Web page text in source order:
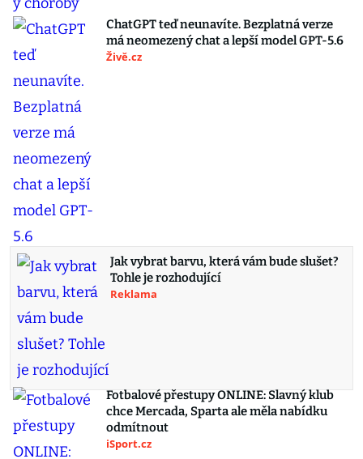
ChatGPT teď neunavíte. Bezplatná verze
má neomezený chat a lepší model GPT-5.6
Živě.cz
Jak vybrat barvu, která vám bude slušet?
Tohle je rozhodující
Reklama
Fotbalové přestupy ONLINE: Slavný klub
chce Mercada, Sparta ale měla nabídku
odmítnout
iSport.cz